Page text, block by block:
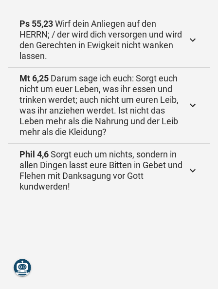
Ps 55,23Wirf dein Anliegen auf den
HERRN; / der wird dich versorgen und wird
den Gerechten in Ewigkeit nicht wanken
lassen.
Mt 6,25 Darum sage ich euch: Sorgt euch
nicht um euer Leben, was ihr essen und
trinken werdet; auch nicht um euren Leib,
was ihr anziehen werdet. Ist nicht das
Leben mehr als die Nahrung und der Leib
mehr als die Kleidung?
Phil 4,6Sorgt euch um nichts, sondern in
allen Dingen lasst eure Bitten in Gebet und
Flehen mit Danksagung vor Gott
kundwerden!